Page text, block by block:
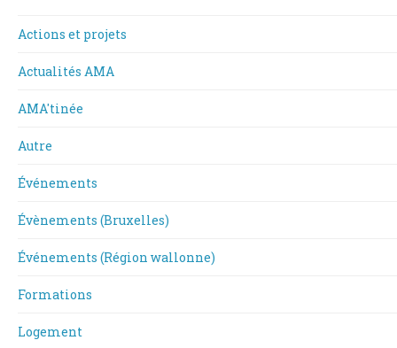
Actions et projets
Actualités AMA
AMA'tinée
Autre
Événements
Évènements (Bruxelles)
Événements (Région wallonne)
Formations
Logement